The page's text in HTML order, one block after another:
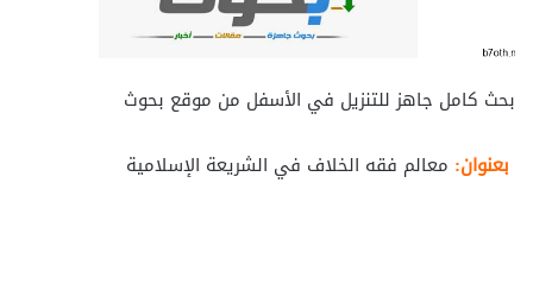
بحث كامل جاهز للتنزيل في الأسفل من موقع بحوث
بعنوان: معالم فقه الخلاف في الشريعة الإسلامية